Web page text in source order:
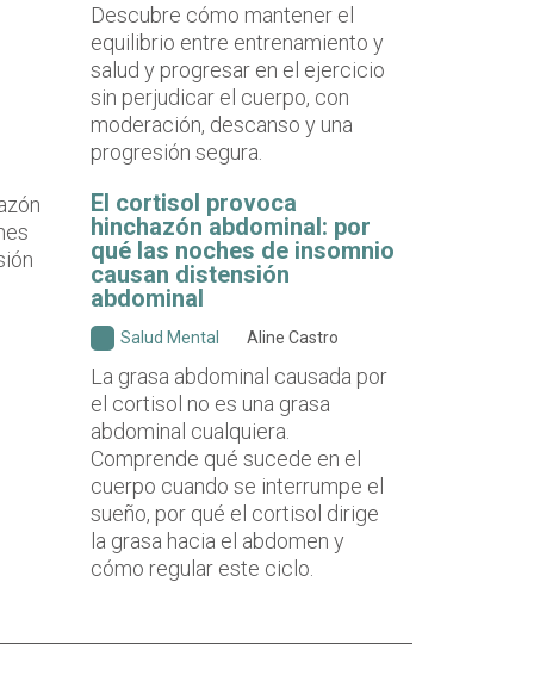
Descubre cómo mantener el
equilibrio entre entrenamiento y
salud y progresar en el ejercicio
sin perjudicar el cuerpo, con
moderación, descanso y una
progresión segura.
El cortisol provoca
hinchazón abdominal: por
qué las noches de insomnio
causan distensión
abdominal
Salud Mental Aline Castro
La grasa abdominal causada por
el cortisol no es una grasa
abdominal cualquiera.
Comprende qué sucede en el
cuerpo cuando se interrumpe el
sueño, por qué el cortisol dirige
la grasa hacia el abdomen y
cómo regular este ciclo.